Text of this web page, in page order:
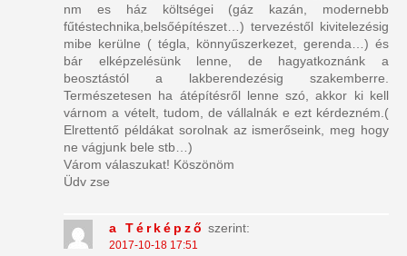
nm es ház költségei (gáz kazán, modernebb
fűtéstechnika,belsőépítészet…) tervezéstől kivitelezésig
mibe kerülne ( tégla, könnyűszerkezet, gerenda…) és
bár elképzelésünk lenne, de hagyatkoznánk a
beosztástól a lakberendezésig szakemberre.
Természetesen ha átépítésről lenne szó, akkor ki kell
várnom a vételt, tudom, de vállalnák e ezt kérdezném.(
Elrettentő példákat sorolnak az ismerőseink, meg hogy
ne vágjunk bele stb…)
Várom válaszukat! Köszönöm
Üdv zse
a Térképző szerint:
2017-10-18 17:51